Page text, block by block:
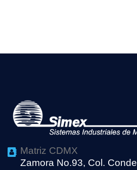
Matriz CDMX
Zamora No.93, Col.